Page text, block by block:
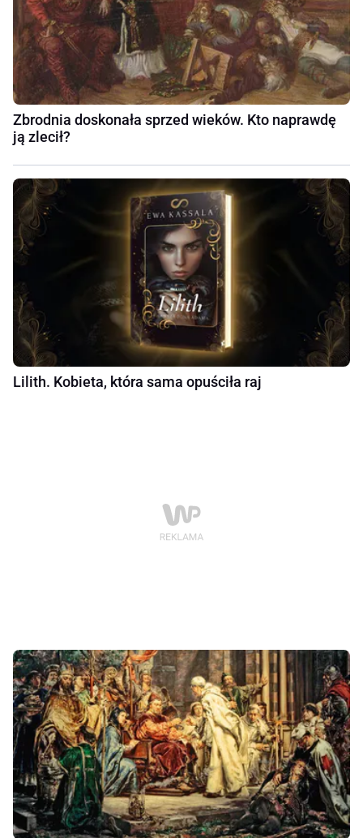
Zbrodnia doskonała sprzed wieków. Kto naprawdę
ją zlecił?
Lilith. Kobieta, która sama opuściła raj